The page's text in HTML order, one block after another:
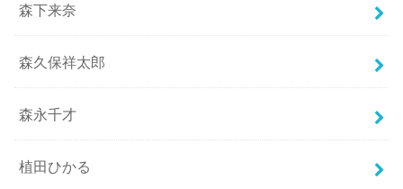
森下来奈
森久保祥太郎
森永千才
植田ひかる